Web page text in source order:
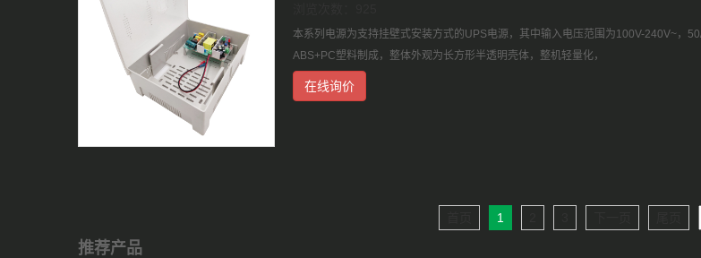
本系列电源为支持挂壁式安装方式的UPS电源，其中输入电压范围为100V-240V~，
ABS+PC塑料制成，整体外观为长方形半透明壳体，整机轻量化，
在线询价
1
推荐产品